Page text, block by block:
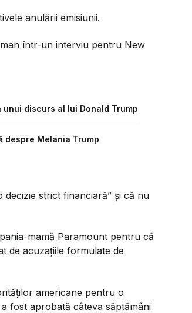
anulării emisiunii.
într-un interviu pentru New
discurs al lui Donald Trump
despre Melania Trump
strict financiară” și că nu
mamă Paramount pentru că
de acuzațiile formulate de
americane pentru o
fost aprobată câteva săptămâni